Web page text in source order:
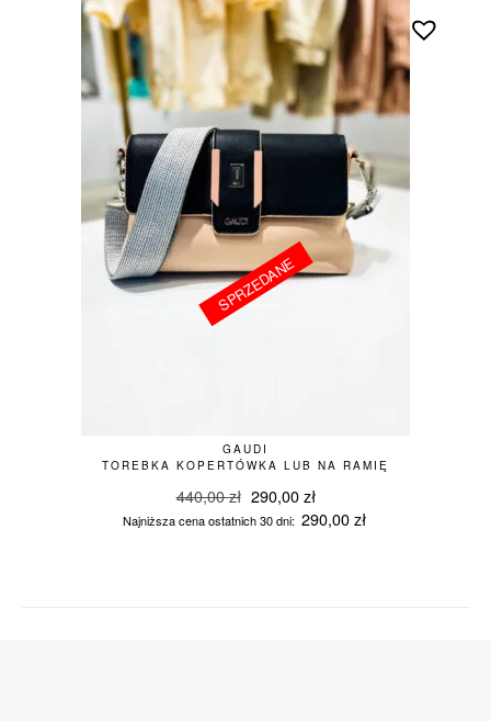
GAUDI
TOREBKA KOPERTÓWKA LUB NA RAMIĘ
440,00zł Pierwotna
wynosiła:
290,00 zł
wynosi:
Najniższa cena ostatnich 30 dni: 290,00 zł
SPRZEDANE